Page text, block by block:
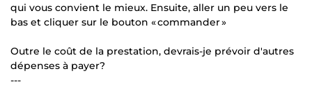
qui vous convient le mieux. Ensuite, aller un peu vers le
bas et cliquer sur le bouton « commander »
Outre le coût de la prestation, devrais-je prévoir d'autres
dépenses à payer?
---